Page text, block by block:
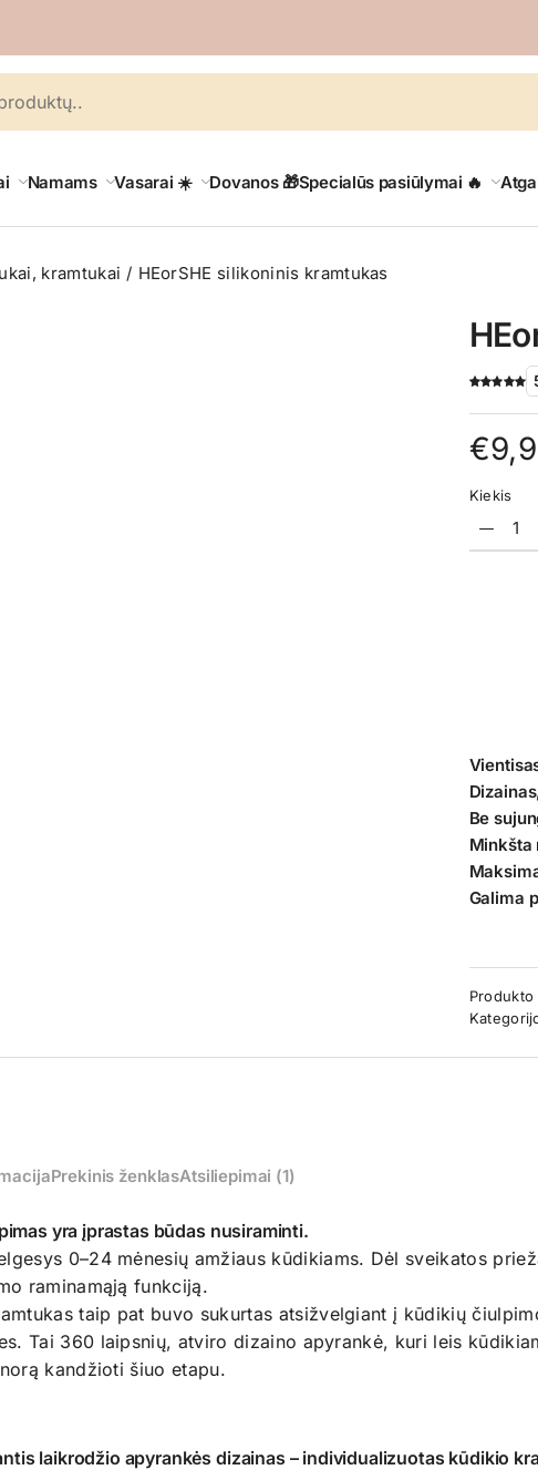
Namams Vasarai ☀️ Dovanos 🎁Specialūs pasiūlymai 🔥
kramtukai HEorSHE silikoninis kramtukas
€
Kiekis
Be
Minkšta
Galima
Produkto
Prekinis ženklasAtsiliepimai (1)
yra įprastas būdas nusiraminti.
0–24 mėnesių amžiaus kūdikiams. Dėl sveikatos
raminamąją funkciją.
taip pat buvo sukurtas atsižvelgiant į kūdikių
Tai 360 laipsnių, atviro dizaino apyrankė, kuri leis
kandžioti šiuo etapu.
laikrodžio apyrankės dizainas – individualizuotas kūdikio